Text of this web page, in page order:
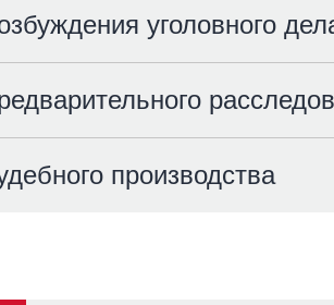
уголовного
производства